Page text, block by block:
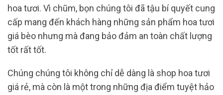
hoa tươi. Vì chũm, bọn chúng tôi đã tậu bí quyết cung
cấp mang đến khách hàng những sản phẩm hoa tươi
giá bèo nhưng mà đang bảo đảm an toàn chất lượng
tốt rất tốt.
Chúng chúng tôi không chỉ dễ dàng là shop hoa tươi
giá rẻ, mà còn là một trong những địa điểm tuyệt hảo